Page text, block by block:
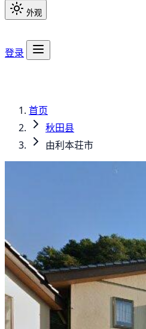
外观
登录
首页
秋田县
由利本荘市